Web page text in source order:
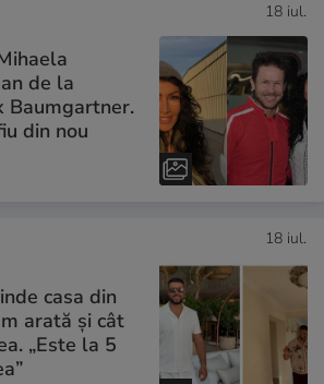
18 iul.
de la
Baumgartner.
din nou
18 iul.
casa din
arată și cât
„Este la 5